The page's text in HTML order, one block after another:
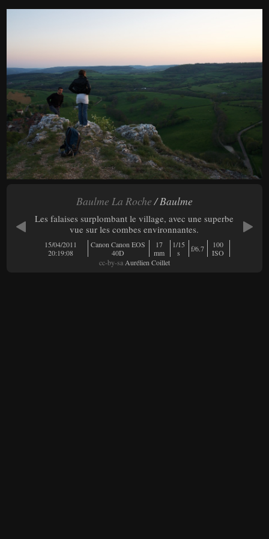
Baulme La Roche/ Baulme
Les falaises surplombant le village, avec une superbe
vue sur les combes environnantes.
15/04/2011
20:19:08
Canon Canon EOS
40D
17
mm
1/15
s
f/6.7
100
ISO
cc-by-saAurélien Coillet